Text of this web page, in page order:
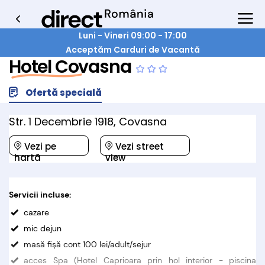
Luni - Vineri 09:00 - 17:00
Acceptăm Carduri de Vacantă
Hotel Covasna
Ofertă specială
Str. 1 Decembrie 1918, Covasna
Vezi pe
hartă
Vezi street
view
Servicii incluse:
cazare
mic dejun
masă fișă cont 100 lei/adult/sejur
acces Spa (Hotel Caprioara prin hol interior - piscina